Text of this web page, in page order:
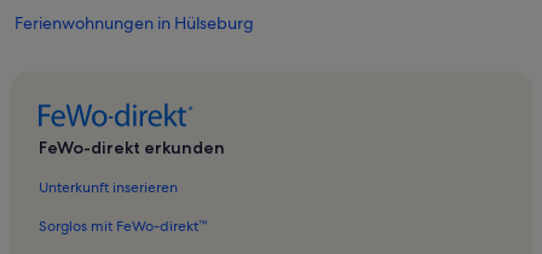
Ferienwohnungen in Hülseburg
Ferienwohnungen in Schlagsdorf
Ferienwohnungen in Groß Molzahn
FeWo-direkt erkunden
Unterkunft inserieren
Sorglos mit FeWo-direkt™